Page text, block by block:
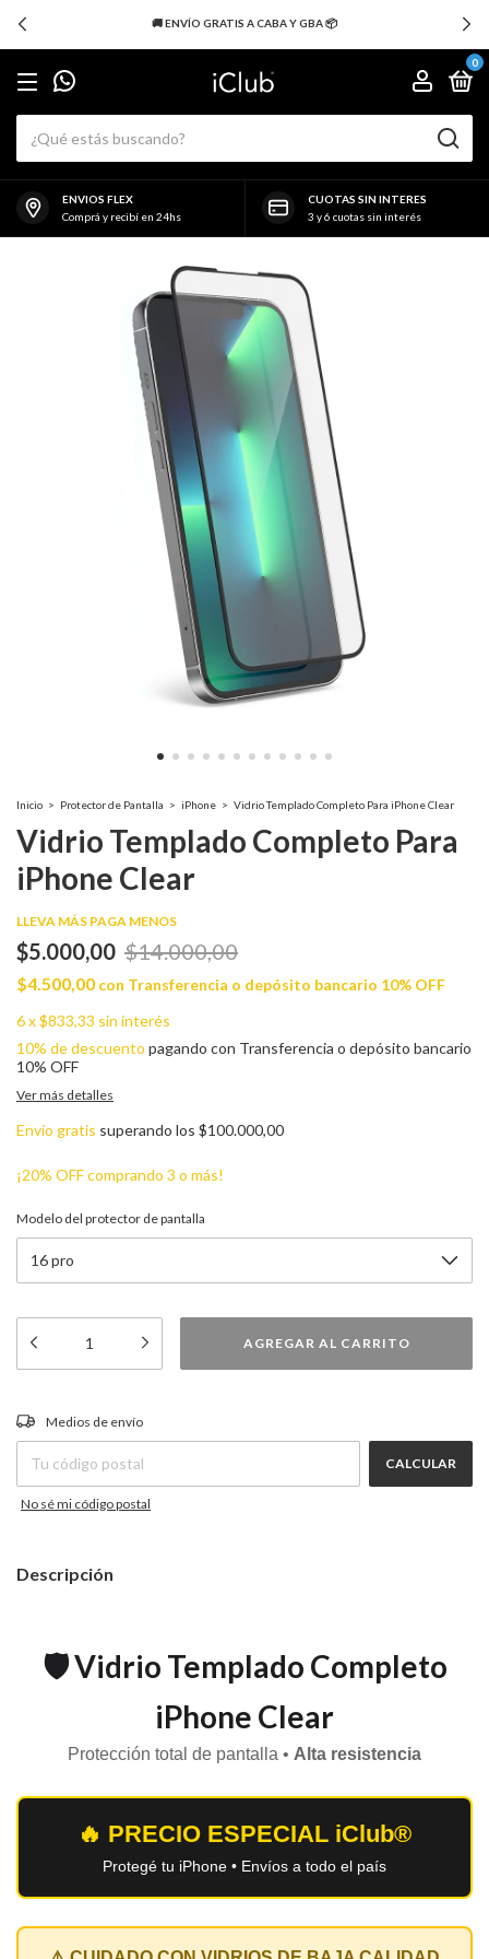
🚚 ENVÍO GRATIS A CABA Y GBA 📦
0
ENVIOS FLEX
Comprá y recibí en 24hs
CUOTAS SIN INTERES
3 y 6 cuotas sin interés
Inicio > Protector de Pantalla > iPhone > Vidrio Templado Completo Para iPhone Clear
Vidrio Templado Completo Para
iPhone Clear
LLEVA MÁS PAGA MENOS
$5.000,00 $14.000,00
$4.500,00 con Transferencia o depósito bancario 10% OFF
6x$833,33 sin interés
10% de descuento pagando con Transferencia o depósito bancario
10% OFF
Ver más detalles
Envío gratis superando los $100.000,00
¡20% OFF comprando 3 o más!
Modelo del protector de pantalla
Entregas para el CP:
Medios de envío
CALCULAR
No sé mi código postal
Descripción
🛡️ Vidrio Templado Completo
iPhone Clear
Protección total de pantalla • Alta resistencia
🔥 PRECIO ESPECIAL iClub®
Protegé tu iPhone • Envíos a todo el país